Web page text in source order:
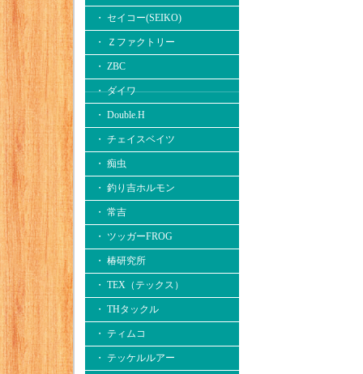
・ セイコー(SEIKO)
・ Ｚファクトリー
・ ZBC
・ ダイワ
・ Double.H
・ チェイスベイツ
・ 痴虫
・ 釣り吉ホルモン
・ 常吉
・ ツッガーFROG
・ 椿研究所
・ TEX（テックス）
・ THタックル
・ ティムコ
・ テッケルルアー